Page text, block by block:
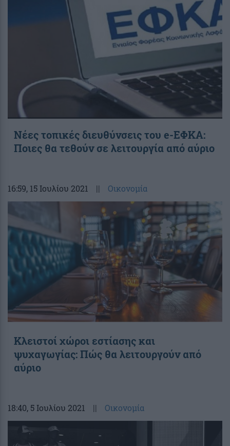
Νέες τοπικές διευθύνσεις του e-ΕΦΚΑ:
Ποιες θα τεθούν σε λειτουργία από αύριο
16:59, 15 Ιουλίου 2021 || Οικονομία
Κλειστοί χώροι εστίασης και
ψυχαγωγίας: Πώς θα λειτουργούν από
αύριο
18:40, 5 Ιουλίου 2021 || Οικονομία